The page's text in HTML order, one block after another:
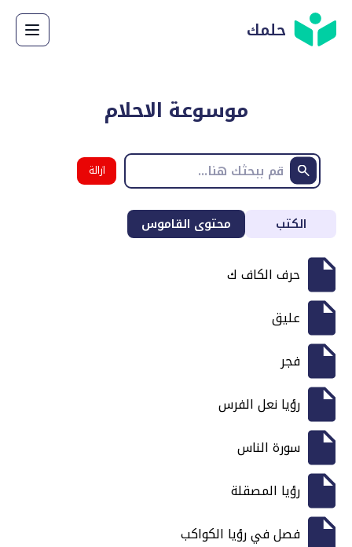
حلمك
موسوعة الاحلام
ازالة
البحث
الكتب محتوى القاموس
حرف الكاف ك
عليق
فجر
رؤيا نعل الفرس
سورة الناس
رؤيا المصقلة
فصل في رؤيا الكواكب